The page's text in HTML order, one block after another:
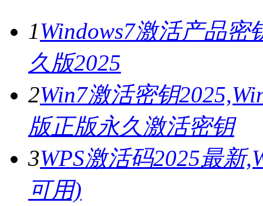
1Windows7激活产品密
久版2025
2Win7激活密钥
版正版永久激活密钥
3WPS激活码2025最新
可用)